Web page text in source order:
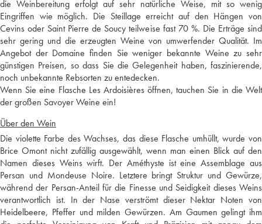
die Weinbereitung erfolgt auf sehr natürliche Weise, mit so wenig
Eingriffen wie möglich. Die Steillage erreicht auf den Hängen von
Cevins oder Saint Pierre de Soucy teilweise fast 70 %. Die Erträge sind
sehr gering und die erzeugten Weine von umwerfender Qualität. Im
Angebot der Domaine finden Sie weniger bekannte Weine zu sehr
günstigen Preisen, so dass Sie die Gelegenheit haben, faszinierende,
noch unbekannte Rebsorten zu entedecken.
Wenn Sie eine Flasche Les Ardoisières öffnen, tauchen Sie in die Welt
der großen Savoyer Weine ein!
Über den Wein
Die violette Farbe des Wachses, das diese Flasche umhüllt, wurde von
Brice Omont nicht zufällig ausgewählt, wenn man einen Blick auf den
Namen dieses Weins wirft. Der Améthyste ist eine Assemblage aus
Persan und Mondeuse Noire. Letztere bringt Struktur und Gewürze,
während der Persan-Anteil für die Finesse und Seidigkeit dieses Weins
verantwortlich ist. In der Nase verströmt dieser Nektar Noten von
Heidelbeere, Pfeffer und milden Gewürzen. Am Gaumen gelingt ihm